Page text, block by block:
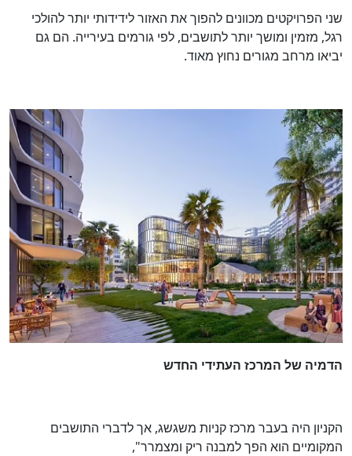
שני הפרויקטים מכוונים להפוך את האזור לידידותי יותר להולכי
רגל, מזמין ומושך יותר לתושבים, לפי גורמים בעירייה. הם גם
יביאו מרחב מגורים נחוץ מאוד.
הדמיה של המרכז העתידי החדש
הקניון היה בעבר מרכז קניות משגשג, אך לדברי התושבים
המקומיים הוא הפך למבנה ריק ומצמרר",